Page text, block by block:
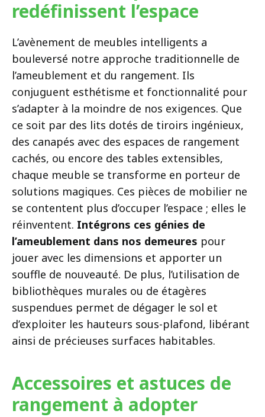
redéfinissent l’espace
L’avènement de meubles intelligents a
bouleversé notre approche traditionnelle de
l’ameublement et du rangement. Ils
conjuguent esthétisme et fonctionnalité pour
s’adapter à la moindre de nos exigences. Que
ce soit par des lits dotés de tiroirs ingénieux,
des canapés avec des espaces de rangement
cachés, ou encore des tables extensibles,
chaque meuble se transforme en porteur de
solutions magiques. Ces pièces de mobilier ne
se contentent plus d’occuper l’espace ; elles le
réinventent. Intégrons ces génies de
l’ameublement dans nos demeures pour
jouer avec les dimensions et apporter un
souffle de nouveauté. De plus, l’utilisation de
bibliothèques murales ou de étagères
suspendues permet de dégager le sol et
d’exploiter les hauteurs sous-plafond, libérant
ainsi de précieuses surfaces habitables.
Accessoires et astuces de
rangement à adopter